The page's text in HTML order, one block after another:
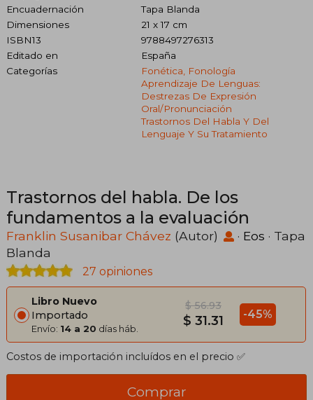
Encuadernación
Tapa Blanda
Dimensiones
21 x 17 cm
ISBN13
9788497276313
Editado en
España
Categorías
Fonética, Fonología
Aprendizaje De Lenguas:
Destrezas De Expresión
Oral/pronunciación
Trastornos Del Habla Y Del
Lenguaje Y Su Tratamiento
Trastornos del habla. De los
fundamentos a la evaluación
Franklin Susanibar Chávez (Autor) · Eos · Tapa
Blanda
27 opiniones
Libro Nuevo
Importado
Envío: 14 a 20 días háb.
$ 56.93
$ 31.31 -45%
Costos de importación incluídos en el precio ✅
Comprar